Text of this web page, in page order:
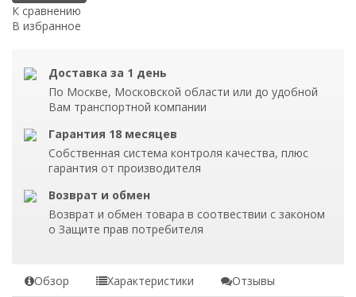
К сравнению
В избранное
Доставка за 1 день
По Москве, Московской области или до удобной
Вам транспортной компании
Гарантия 18 месяцев
Собственная система контроля качества, плюс
гарантия от производителя
Возврат и обмен
Возврат и обмен товара в соотвествии с законом
о Защите прав потребителя
Обзор Характеристики Отзывы